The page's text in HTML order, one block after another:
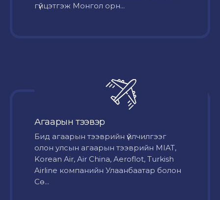
гүйцэтгэж Монгол орн...
Агаарын тээвэр
Бид агаарын тээврийн үйлчилгээг
олон улсын агаарын тээврийн MIAT,
Korean Air, Air China, Aeroflot, Turkish
Airline компанийн Улаанбаатар болон
Сө...